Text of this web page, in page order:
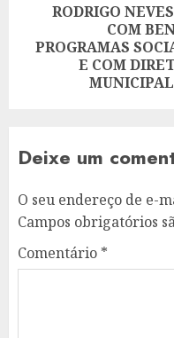
Next
RODRIGO
COM
PROGRAMAS
E COM
Deixe um
O seu endereço de e-
Campos obrigatórios
Comentário *